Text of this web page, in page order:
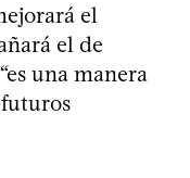
el
el de
una manera